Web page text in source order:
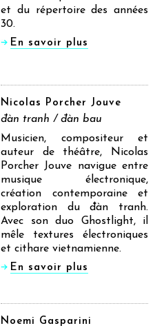
et du répertoire des années
30.
En savoir plus
Nicolas Porcher Jouve
đàn tranh / đàn bau
Musicien, compositeur et
auteur de théâtre, Nicolas
Porcher Jouve navigue entre
musique électronique,
création contemporaine et
exploration du đàn tranh.
Avec son duo Ghostlight, il
mêle textures électroniques
et cithare vietnamienne.
En savoir plus
Noemi Gasparini